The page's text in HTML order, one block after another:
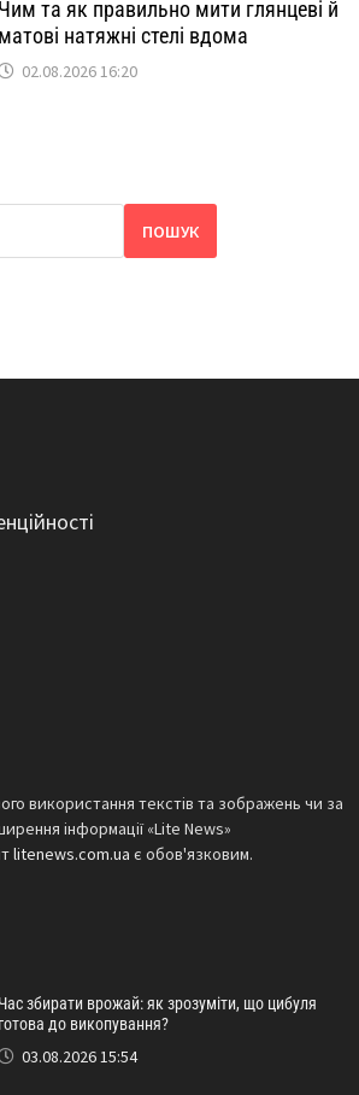
Чим та як правильно мити глянцеві й
матові натяжні стелі вдома
02.08.2026 16:20
ПОШУК
використання текстів та зображень чи за
інформації «Lite News»
litenews.com.ua є обов'язковим.
Час збирати врожай: як зрозуміти, що цибуля
готова до викопування?
03.08.2026 15:54